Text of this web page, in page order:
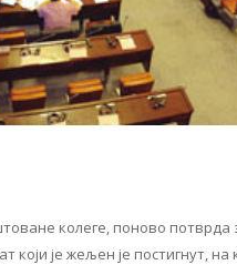
колеге, поново потврда
је жељен је постигнут, на